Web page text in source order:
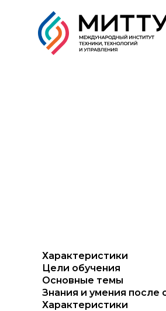
Характеристики
Цели обучения
Основные темы
Знания и умения после
Характеристики